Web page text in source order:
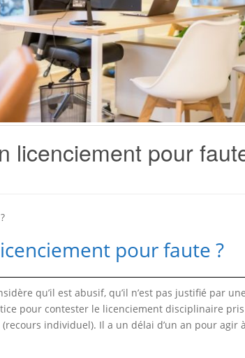
licenciement pour
pour faute ?
qu’il est abusif, qu’il n’est pas justifié par
pour contester le licenciement disciplinaire
(recours individuel). Il a un délai d’un an pour agir